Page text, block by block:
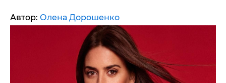
Автор: Олена Дорошенко